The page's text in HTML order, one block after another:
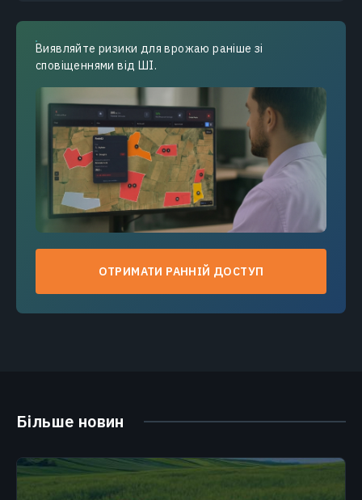
Виявляйте ризики для врожаю раніше зі
сповіщеннями від ШІ.
ОТРИМАТИ РАННІЙ ДОСТУП
Більше новин